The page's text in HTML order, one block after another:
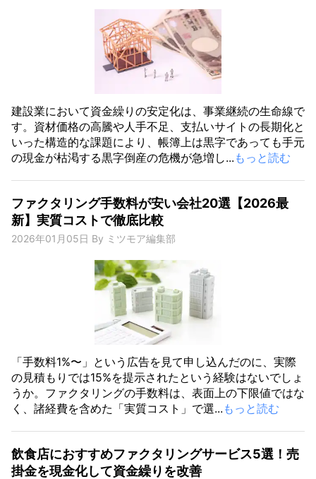
建設業において資金繰りの安定化は、事業継続の生命線で
す。資材価格の高騰や人手不足、支払いサイトの長期化と
いった構造的な課題により、帳簿上は黒字であっても手元
の現金が枯渇する黒字倒産の危機が急増し... もっと読む
ファクタリング手数料が安い会社20選【2026最
新】実質コストで徹底比較
2026年01月05日 By ミツモア編集部
「手数料1%〜」という広告を見て申し込んだのに、実際
の見積もりでは15%を提示されたという経験はないでしょ
うか。ファクタリングの手数料は、表面上の下限値ではな
く、諸経費を含めた「実質コスト」で選... もっと読む
飲食店におすすめファクタリングサービス5選！売
掛金を現金化して資金繰りを改善